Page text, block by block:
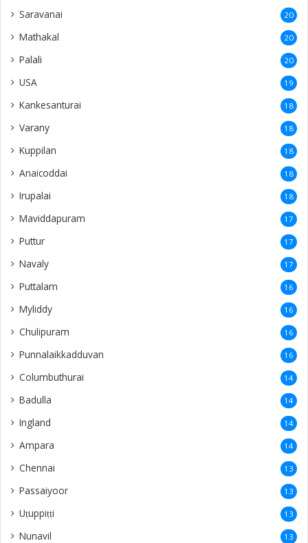
Saravanai 20
Mathakal 20
Palali 20
USA 19
Kankesanturai 18
Varany 18
Kuppilan 18
Anaicoddai 18
Irupalai 18
Maviddapuram 17
Puttur 17
Navaly 17
Puttalam 16
Myliddy 16
Chulipuram 16
Punnalaikkadduvan 16
Columbuthurai 14
Badulla 14
Ingland 14
Ampara 14
Chennai 13
Passaiyoor 13
Uṭuppiṭṭi 13
Nunavil 13